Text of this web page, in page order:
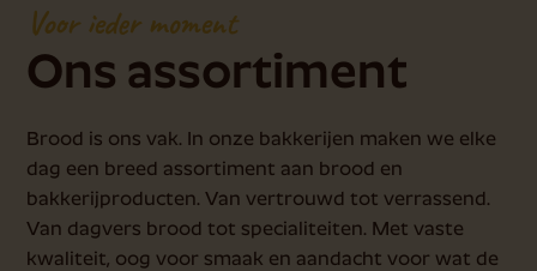
Voor ieder moment
Ons assortiment
Brood is ons vak. In onze bakkerijen maken we elke
dag een breed assortiment aan brood en
bakkerijproducten. Van vertrouwd tot verrassend.
Van dagvers brood tot specialiteiten. Met vaste
kwaliteit, oog voor smaak en aandacht voor wat de